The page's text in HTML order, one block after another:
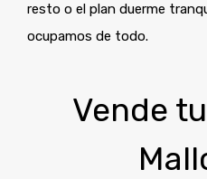
resto o el plan duerme
ocupamos de todo.
Vende